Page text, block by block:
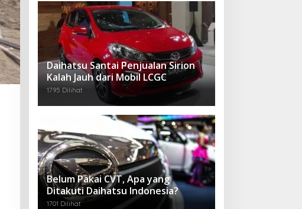
Daihatsu Santai Penjualan Sirion
Kalah Jauh dari Mobil LCGC
1795 Dilihat
Belum Pakai CVT, Apa yang
Ditakuti Daihatsu Indonesia?
1701 Dilihat